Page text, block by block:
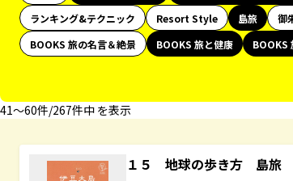
ランキング&テクニック
Resort Style 島旅 御
BOOKS 旅の名言＆絶景
BOOKS 旅と健康 BOOKS
41〜60件/267件中 を表示
１５ 地球の歩き方 島旅